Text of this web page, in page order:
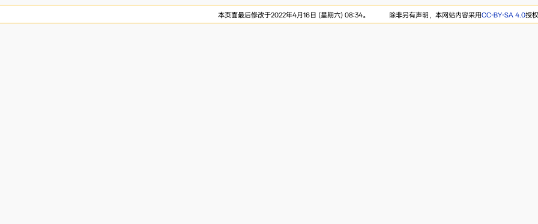
本页面最后修改于2022年4月16日 (星期六) 08:34。 除非另有声明，本网站内容采用CC-BY-SA 4.0授权